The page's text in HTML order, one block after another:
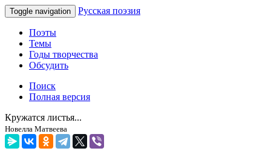
Toggle navigation Русская поэзия
Поэты
Темы
Годы творчества
Обсудить
Поиск
Полная версия
Кружатся листья...
Новелла Матвеева